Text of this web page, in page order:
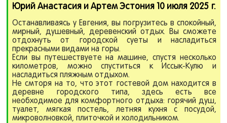
Юрий Анастасия и Артем Эстония 10 июля 2025 г.
Останавливаясь у Евгения, вы погрузитесь в спокойный,
мирный, душевный, деревенский отдых. Вы сможете
отдохнуть от городской суеты и насладиться
прекрасными видами на горы.
Если вы путешествуете на машине, спустя несколько
километров, можно спуститься к Иссык-Кулю и
насладиться пляжным отдыхом.
Не смторя на то, что этот гостевой дом находится в
деревне городского типа, здесь есть все
необходимое для комфортного отдыха: горячий душ,
туалет, мягкая постель, летняя кухня с посудой,
микроволновкой, плиточкой и холодильником.